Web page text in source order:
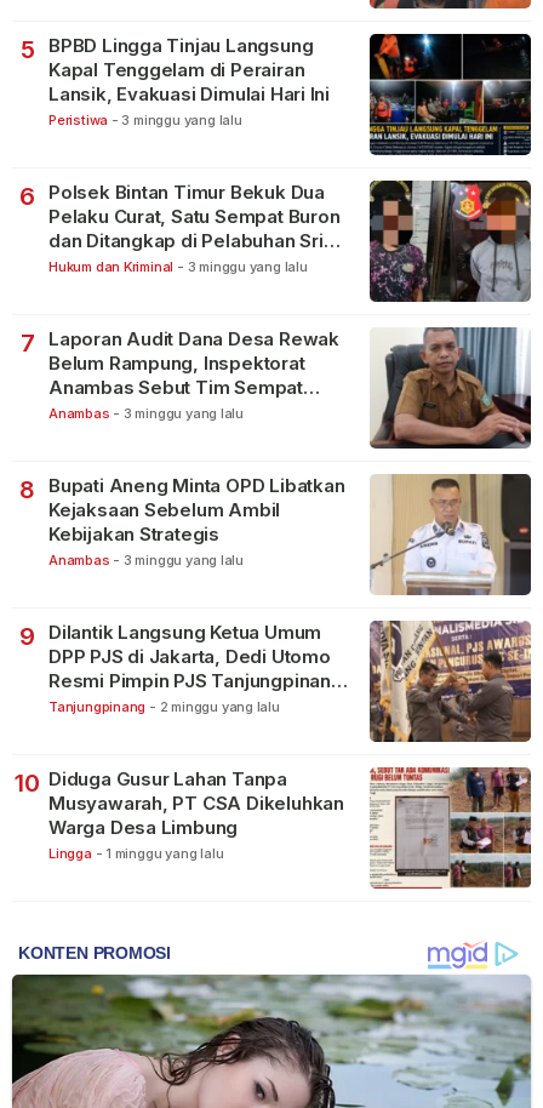
5
BPBD Lingga Tinjau Langsung
Kapal Tenggelam di Perairan
Lansik, Evakuasi Dimulai Hari Ini
Peristiwa - 3 minggu yang lalu
6
Polsek Bintan Timur Bekuk Dua
Pelaku Curat, Satu Sempat Buron
dan Ditangkap di Pelabuhan Sri
Bintan Pura
Hukum dan Kriminal - 3 minggu yang lalu
7
Laporan Audit Dana Desa Rewak
Belum Rampung, Inspektorat
Anambas Sebut Tim Sempat
Terbagi Tangani Kasus Lain
Anambas - 3 minggu yang lalu
8
Bupati Aneng Minta OPD Libatkan
Kejaksaan Sebelum Ambil
Kebijakan Strategis
Anambas - 3 minggu yang lalu
9
Dilantik Langsung Ketua Umum
DPP PJS di Jakarta, Dedi Utomo
Resmi Pimpin PJS Tanjungpinang-
Bintan
Tanjungpinang - 2 minggu yang lalu
10 Diduga Gusur Lahan Tanpa
Musyawarah, PT CSA Dikeluhkan
Warga Desa Limbung
Lingga - 1 minggu yang lalu